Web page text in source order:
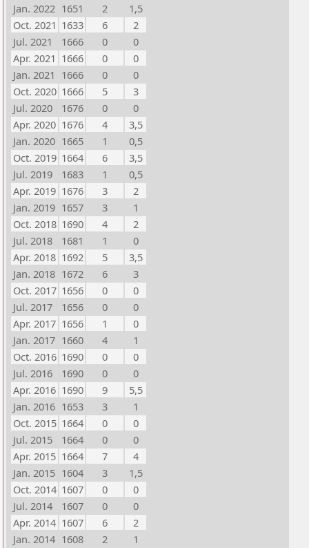
Jan. 2022 1651 2
1,5
Oct. 2021 1633 6
2
Jul. 2021
1666 0
0
Apr. 2021 1666 0
0
Jan. 2021 1666 0
0
Oct. 2020 1666 5
3
Jul. 2020
1676 0
0
Apr. 2020 1676 4
3,5
Jan. 2020 1665 1
0,5
Oct. 2019 1664 6
3,5
Jul. 2019
1683 1
0,5
Apr. 2019 1676 3
2
Jan. 2019 1657 3
1
Oct. 2018 1690 4
2
Jul. 2018
1681 1
0
Apr. 2018 1692 5
3,5
Jan. 2018 1672 6
3
Oct. 2017 1656 0
0
Jul. 2017
1656 0
0
Apr. 2017 1656 1
0
Jan. 2017 1660 4
1
Oct. 2016 1690 0
0
Jul. 2016
1690 0
0
Apr. 2016 1690 9
5,5
Jan. 2016 1653 3
1
Oct. 2015 1664 0
0
Jul. 2015
1664 0
0
Apr. 2015 1664 7
4
Jan. 2015 1604 3
1,5
Oct. 2014 1607 0
0
Jul. 2014
1607 0
0
Apr. 2014 1607 6
2
Jan. 2014 1608 2
1